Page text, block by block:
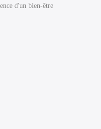
d'un bien-être